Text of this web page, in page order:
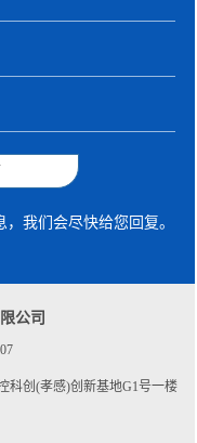
我们会尽快给您回复。
公司
科创(孝感)创新基地G1号一楼